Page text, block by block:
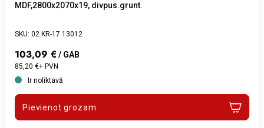
MDF,2800x2070x19, divpus.grunt.
SKU: 02.KR-17.13012
103,09 € / GAB
85,20 €+ PVN
Ir noliktavā
Pievienot grozam